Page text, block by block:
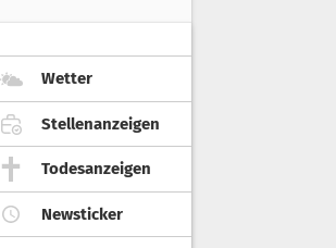
Wetter
Stellenanzeigen
Todesanzeigen
Newsticker